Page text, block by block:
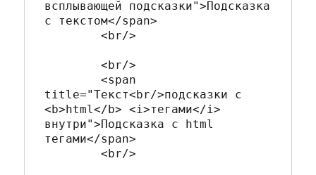
всплывающей подсказки">Подсказка
с текстом</span>
	<br/>
	<br/>
	<span
title="Текст<br/>подсказки с
<b>html</b> <i>тегами</i>
внутри">Подсказка с html
тегами</span>
	<br/>